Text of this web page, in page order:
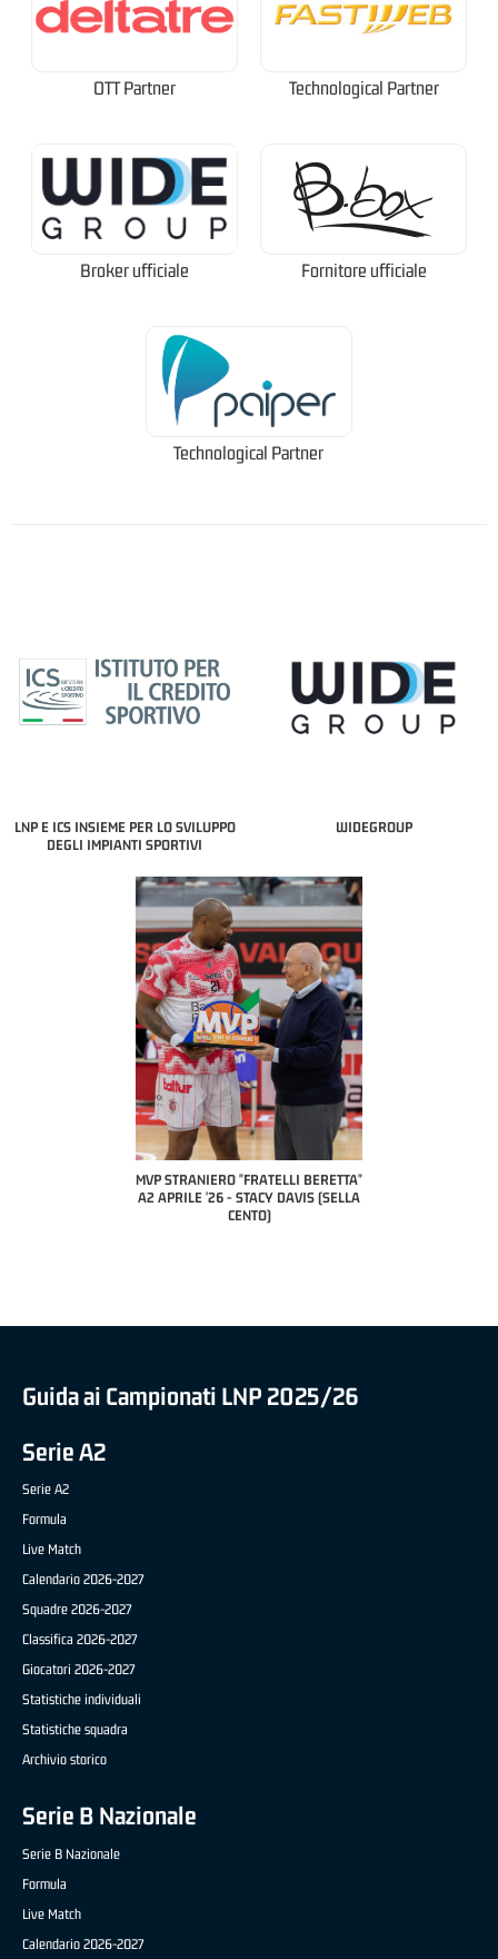
OTT Partner Technological Partner
Broker ufficiale Fornitore ufficiale
Technological Partner
LNP E ICS INSIEME PER LO SVILUPPO
DEGLI IMPIANTI SPORTIVI
WIDEGROUP
MVP STRANIERO "FRATELLI BERETTA"
A2 APRILE '26 - STACY DAVIS (SELLA
CENTO)
Guida ai Campionati LNP 2025/26
Serie A2
Serie A2
Formula
Live Match
Calendario 2026-2027
Squadre 2026-2027
Classifica 2026-2027
Giocatori 2026-2027
Statistiche individuali
Statistiche squadra
Archivio storico
Serie B Nazionale
Serie B Nazionale
Formula
Live Match
Calendario 2026-2027